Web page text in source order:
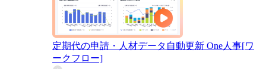
定期代の申請・人材データ自動更新 One人事[ワ
ークフロー]